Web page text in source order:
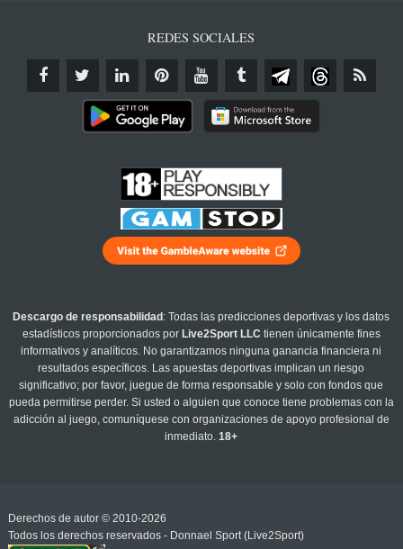
REDES SOCIALES
Descargo de responsabilidad : Todas las predicciones deportivas y los datos
estadísticos proporcionados por Live2Sport LLC tienen únicamente fines
informativos y analíticos. No garantizamos ninguna ganancia financiera ni
resultados específicos. Las apuestas deportivas implican un riesgo
significativo; por favor, juegue de forma responsable y solo con fondos que
pueda permitirse perder. Si usted o alguien que conoce tiene problemas con la
adicción al juego, comuníquese con organizaciones de apoyo profesional de
inmediato.18+
Derechos de autor © 2010-2026
Todos los derechos reservados - Donnael Sport (Live2Sport)